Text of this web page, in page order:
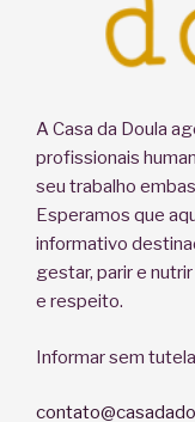
A Casa da Doula
profissionais
seu trabalho
Esperamos que
informativo
gestar, parir e
e respeito.
Informar sem